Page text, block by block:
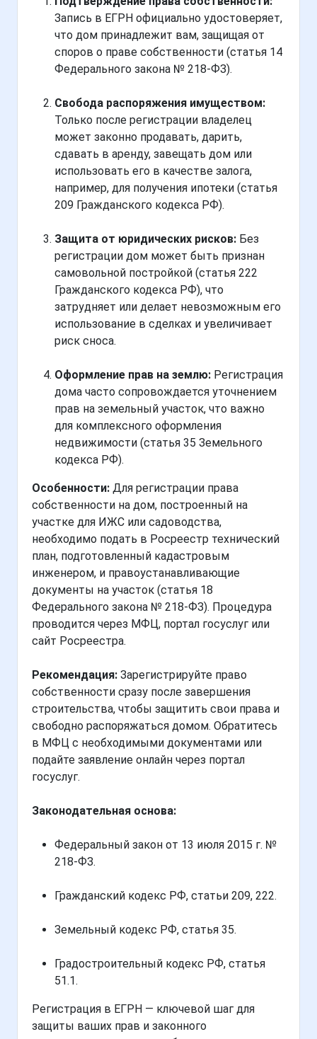
Запись в ЕГРН официально удостоверяет,
что дом принадлежит вам, защищая от
споров о праве собственности (статья 14
Федерального закона № 218-ФЗ).
Свобода распоряжения имуществом:
Только после регистрации владелец
может законно продавать, дарить,
сдавать в аренду, завещать дом или
использовать его в качестве залога,
например, для получения ипотеки (статья
209 Гражданского кодекса РФ).
Защита от юридических рисков: Без
регистрации дом может быть признан
самовольной постройкой (статья 222
Гражданского кодекса РФ), что
затрудняет или делает невозможным его
использование в сделках и увеличивает
риск сноса.
Оформление прав на землю: Регистрация
дома часто сопровождается уточнением
прав на земельный участок, что важно
для комплексного оформления
недвижимости (статья 35 Земельного
кодекса РФ).
Особенности: Для регистрации права
собственности на дом, построенный на
участке для ИЖС или садоводства,
необходимо подать в Росреестр технический
план, подготовленный кадастровым
инженером, и правоустанавливающие
документы на участок (статья 18
Федерального закона № 218-ФЗ). Процедура
проводится через МФЦ, портал госуслуг или
сайт Росреестра.
Рекомендация: Зарегистрируйте право
собственности сразу после завершения
строительства, чтобы защитить свои права и
свободно распоряжаться домом. Обратитесь
в МФЦ с необходимыми документами или
подайте заявление онлайн через портал
госуслуг.
Законодательная основа:
Федеральный закон от 13 июля 2015 г. №
218-ФЗ.
Гражданский кодекс РФ, статьи 209, 222.
Земельный кодекс РФ, статья 35.
Градостроительный кодекс РФ, статья
51.1.
Регистрация в ЕГРН — ключевой шаг для
защиты ваших прав и законного